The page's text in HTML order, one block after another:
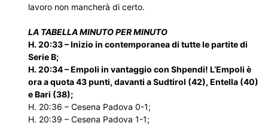
lavoro non mancherà di certo.
LA TABELLA MINUTO PER MINUTO
H. 20:33 – Inizio in contemporanea di tutte le partite di
Serie B;
H. 20:34 – Empoli in vantaggio con Shpendi! L’Empoli è
ora a quota 43 punti, davanti a Sudtirol (42), Entella (40)
e Bari (38);
H. 20:36 – Cesena Padova 0-1;
H. 20:39 – Cesena Padova 1-1;